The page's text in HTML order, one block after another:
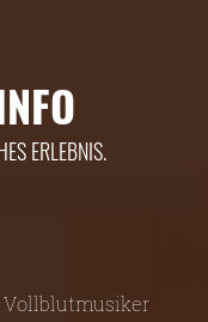
ERLEBNIS.
Vollblutmusiker